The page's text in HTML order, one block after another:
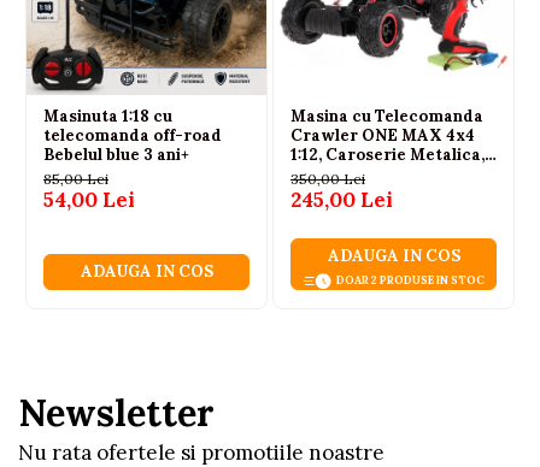
cablu USB
Masinuta 1:18 cu
telecomanda off-road
Bebelul blue 3 ani+
85,00 Lei
54,00 Lei
ADAUGA IN COS
Masina cu Telecomanda
Crawler ONE MAX 4x4
1:12, Caroserie Metalica,
Suspensie cu Arcuri, Roti
din Cauciuc, 2.4GHz,
Auriu, 6 Ani+
350,00 Lei
245,00 Lei
ADAUGA IN COS
DOAR 2 PRODUSE IN STOC
Newsletter
Nu rata ofertele si promotiile noastre